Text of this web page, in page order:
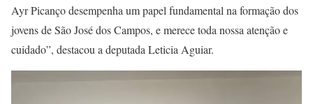
Ayr Picanço desempenha um papel fundamental na formação dos
jovens de São José dos Campos, e merece toda nossa atenção e
cuidado”, destacou a deputada Leticia Aguiar.